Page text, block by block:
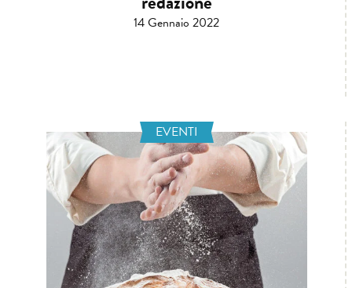
14 Gennaio 2022
EVENTI